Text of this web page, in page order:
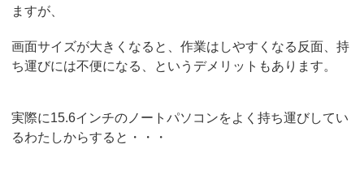
ますが、
画面サイズが大きくなると、作業はしやすくなる反面、持
ち運びには不便になる、というデメリットもあります。
実際に15.6インチのノートパソコンをよく持ち運びしてい
るわたしからすると・・・